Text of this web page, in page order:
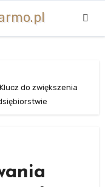
do zwiększenia